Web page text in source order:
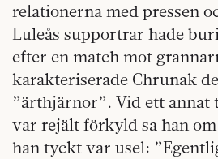
relationerna med pressen
Luleås supportrar hade
efter en match mot
karakteriserade Chrunak
”ärthjärnor”. Vid ett annat
var rejält förkyld sa han
han tyckt var usel: